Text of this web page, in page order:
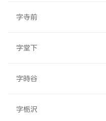
字寺前
字堂下
字時谷
字栃沢